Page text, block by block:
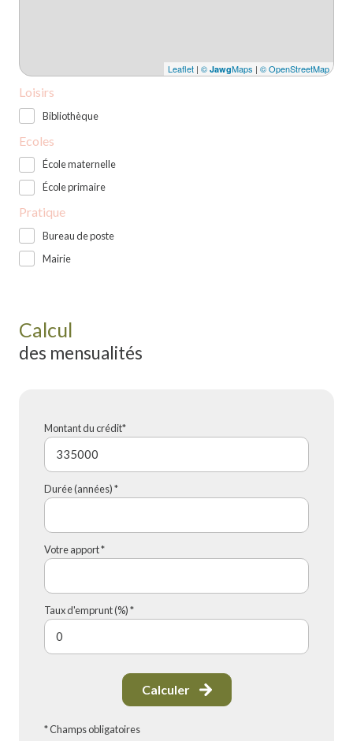
Leaflet | © JawgMaps | © OpenStreetMap
Loisirs
Bibliothèque
Ecoles
École maternelle
École primaire
Pratique
Bureau de poste
Mairie
Calcul
des mensualités
Montant du crédit*
Durée (années) *
Votre apport *
Taux d'emprunt (%) *
Calculer
* Champs obligatoires